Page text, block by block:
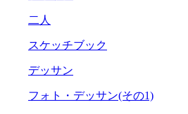
二人
スケッチブック
デッサン
フォト・デッサン(その1)